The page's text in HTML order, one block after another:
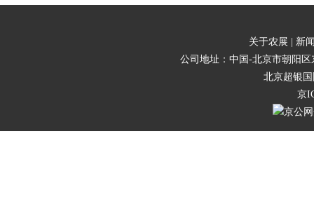
关于农展 |
新
公司地址：中国-北京市朝阳区
北京超银
京
京公网